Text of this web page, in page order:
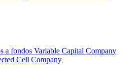
a fondos Variable Capital Company
Cell Company